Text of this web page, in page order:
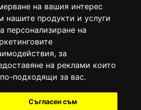
на вашия интерес
нашите продукти и услуги
персонализиране на
, за
на реклами които
подходящи за вас.
Съгласен съм
е регистрирано в националния
издания (Българска национална
ISSN 1312-4722.